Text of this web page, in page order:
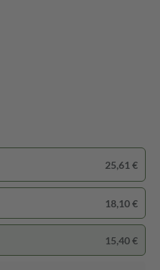
25,61 €
18,10 €
15,40 €